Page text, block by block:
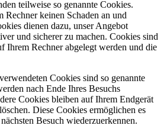
teilweise so genannte Cookies.
Rechner keinen Schaden an und
dienen dazu, unser Angebot
und sicherer zu machen. Cookies sind
Ihrem Rechner abgelegt werden und die
Cookies sind so genannte
nach Ende Ihres Besuchs
Cookies bleiben auf Ihrem Endgerät
Diese Cookies ermöglichen es
Besuch wiederzuerkennen.